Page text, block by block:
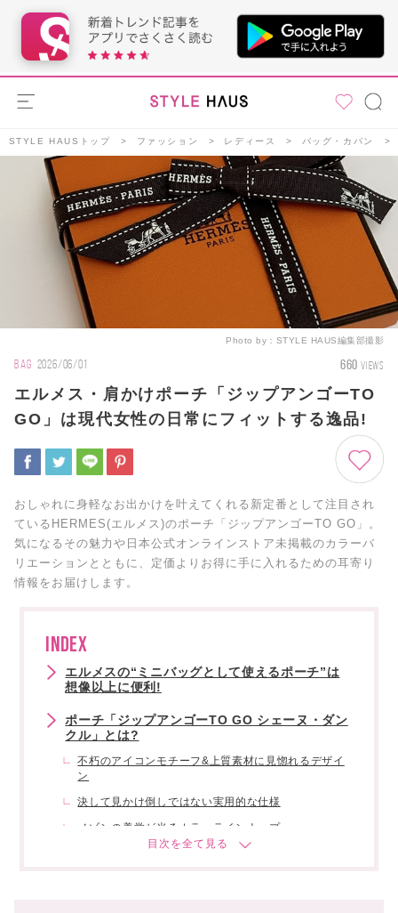
STYLE HAUSトップ ファッション レディース バッグ・カバン
Photo by： STYLE HAUS編集部撮影
BAG 2026/06/01 660 VIEWS
エルメス・肩かけポーチ「ジップアンゴーTO
GO」は現代女性の日常にフィットする逸品!
おしゃれに身軽なお出かけを叶えてくれる新定番として注目され
ているHERMES(エルメス)のポーチ「ジップアンゴーTO GO」。
気になるその魅力や日本公式オンラインストア未掲載のカラーバ
リエーションとともに、定価よりお得に手に入れるための耳寄り
情報をお届けします。
INDEX
エルメスの“ミニバッグとして使えるポーチ”は
想像以上に便利!
ポーチ「ジップアンゴーTO GO シェーヌ・ダン
クル」とは?
不朽のアイコンモチーフ&上質素材に見惚れるデザイ
ン
決して見かけ倒しではない実用的な仕様
メゾンの美学が光るカラーラインナップ